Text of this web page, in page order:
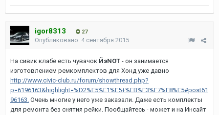
igor8313 27
Опубликовано: 4 сентября 2015
На сивик клабе есть чувачок ЙэNOT - он занимается
изготовлением ремкомплектов для Хонд уже давно
http://www.civic-club.ru/forum/showthread.php?
p=6196163&highlight=%D2%E5%E1%E5+%EB%F3%F7%F8%E5#post61
96163. Очень многие у него уже заказали. Даже есть комплекты
для ремонта без снятия рейки. Пообщайтесь - может и на Инсайт